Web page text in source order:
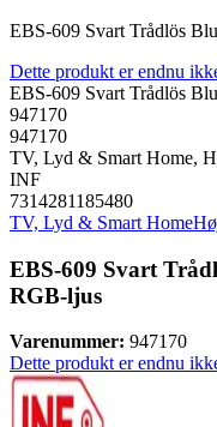
EBS-609 Svart Trådlös
Dette produkt er endnu
EBS-609 Svart Trådlös
947170
947170
TV, Lyd & Smart Home,
INF
7314281185480
TV, Lyd & Smart Home
EBS-609 Svart
RGB-ljus
Varenummer: 947170
Dette produkt er endnu